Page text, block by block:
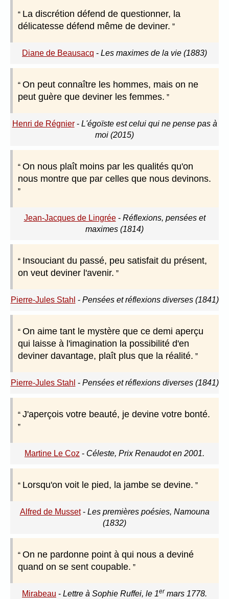
La discrétion défend de questionner, la
délicatesse défend même de deviner.
Diane de Beausacq - Les maximes de la vie (1883)
On peut connaître les hommes, mais on ne
peut guère que deviner les femmes.
Henri de Régnier- L'égoïste est celui qui ne pense pas à
moi (2015)
On nous plaît moins par les qualités qu'on
nous montre que par celles que nous devinons.
Jean-Jacques de Lingrée- Réflexions, pensées et
maximes (1814)
Insouciant du passé, peu satisfait du présent,
on veut deviner l'avenir.
Pierre-Jules Stahl - Pensées et réflexions diverses (1841)
On aime tant le mystère que ce demi aperçu
qui laisse à l'imagination la possibilité d'en
deviner davantage, plaît plus que la réalité.
Pierre-Jules Stahl - Pensées et réflexions diverses (1841)
J'aperçois votre beauté, je devine votre bonté.
Martine Le Coz - Céleste, Prix Renaudot en 2001.
Lorsqu'on voit le pied, la jambe se devine.
Alfred de Musset- Les premières poésies, Namouna
(1832)
On ne pardonne point à qui nous a deviné
quand on se sent coupable.
Mirabeau - Lettre à Sophie Ruffei, le 1er mars 1778.